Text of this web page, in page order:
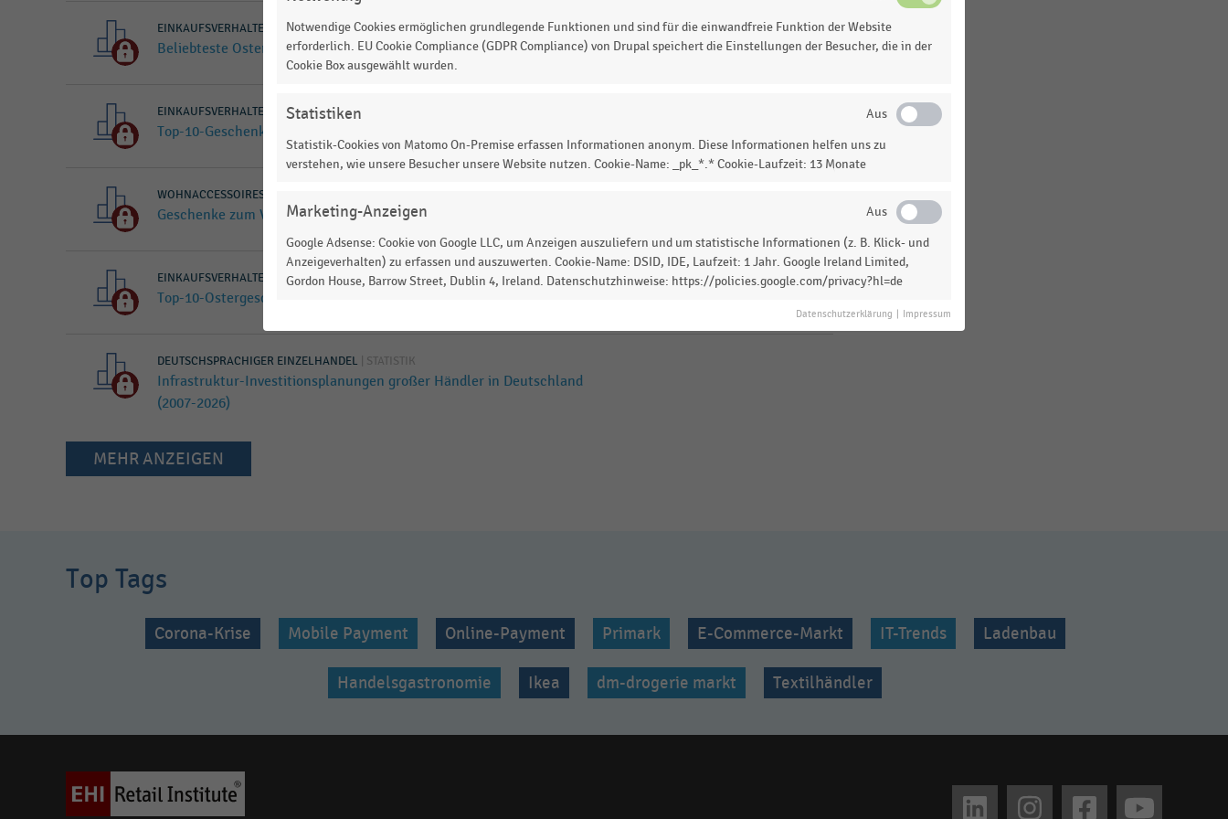
EINKAUFSVERHALTEN STATISTIK
Beliebteste Ostergeschenke in Deutschland (2026)
EINKAUFSVERHALTEN STATISTIK
Top-10-Geschenke zum Muttertag in Österreich (2026)
WOHNACCESSOIRES UND GESCHENKE
Geschenke zum Valentinstag in Österreich (2026)
EINKAUFSVERHALTEN STATISTIK
Top-10-Ostergeschenke in Österreich (2026)
DEUTSCHSPRACHIGER EINZELHANDEL STATISTIK
Infrastruktur-Investitionsplanungen großer Händler in Deutschland
(2007-2026)
MEHR ANZEIGEN
USA
Top Tags
Corona-Krise Mobile Payment Online-Payment Primark E-Commerce-Markt IT-Trends Ladenbau
Handelsgastronomie Ikea dm-drogerie markt Textilhändler
Notwendige Cookies ermöglichen grundlegende Funktionen und sind für die einwandfreie Funktion der Website
erforderlich. EU Cookie Compliance (GDPR Compliance) von Drupal speichert die Einstellungen der Besucher, die in der
Cookie Box ausgewählt wurden.
Statistiken
Statistik-Cookies von Matomo On-Premise erfassen Informationen anonym. Diese Informationen helfen uns zu
verstehen, wie unsere Besucher unsere Website nutzen. Cookie-Name: _pk_*.* Cookie-Laufzeit: 13 Monate
Marketing-Anzeigen
Google Adsense: Cookie von Google LLC, um Anzeigen auszuliefern und um statistische Informationen (z. B. Klick- und
Anzeigeverhalten) zu erfassen und auszuwerten. Cookie-Name: DSID, IDE, Laufzeit: 1 Jahr. Google Ireland Limited,
Gordon House, Barrow Street, Dublin 4, Ireland. Datenschutzhinweise: https://policies.google.com/privacy?hl=de
Datenschutzerklärung Impressum